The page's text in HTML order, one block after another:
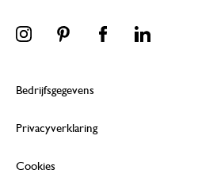
Bedrijfsgegevens
Privacyverklaring
Cookies